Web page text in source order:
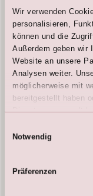
Wir verwenden
personalisieren,
können und die
Außerdem geben wir
Website an unsere
Analysen weiter.
möglicherweise mit
bereitgestellt haben
Dienste gesammelt
Notwendig
Präferenzen